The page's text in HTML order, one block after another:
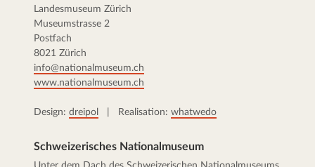
Landesmuseum Zürich
Museumstrasse 2
Postfach
8021 Zürich
info@nationalmuseum.ch
www.nationalmuseum.ch
Design: dreipol | Realisation: whatwedo
Schweizerisches Nationalmuseum